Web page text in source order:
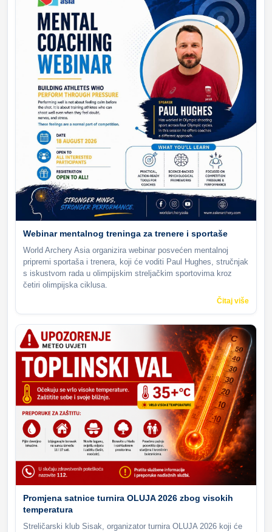
Webinar mentalnog treninga za trenere i sportaše
World Archery Asia organizira webinar posvećen mentalnoj
pripremi sportaša i trenera, koji će voditi Paul Hughes, stručnjak
s iskustvom rada u olimpijskim streljačkim sportovima kroz
četiri olimpijska ciklusa.
Čitaj više
Promjena satnice turnira OLUJA 2026 zbog visokih
temperatura
Streličarski klub Sisak, organizator turnira OLUJA 2026 koji će